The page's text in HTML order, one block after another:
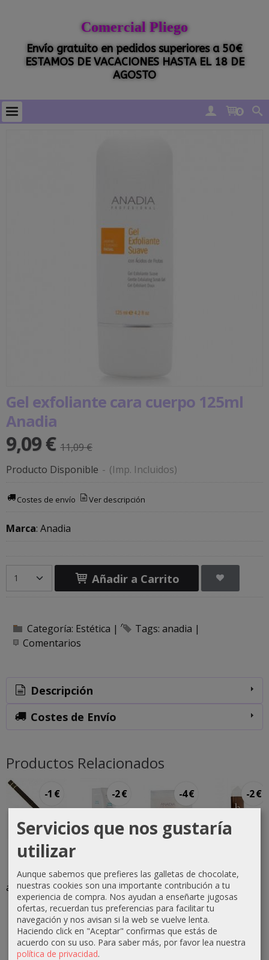
Comercial Pliego
Envío gratuito en pedidos superiores a 50€
ESTAMOS DE VACACIONES HASTA EL 18 DE
AGOSTO
0
Gel exfoliante cara cuerpo 125ml
Anadia
9,09 € 11,09 €
Producto Disponible - (Imp. Incluidos)
Costes de envío Ver descripción
Marca: Anadia
Añadir a Carrito
Categoría: Estética | Tags: anadia |
Comentarios
Descripción
Costes de Envío
Productos Relacionados
-1 €
Lápiz de
D’ORLEAC
automático
N1...
3,50 €
4,35 €
-2 €
200ml
Anadia
21,99 €
23,99 €
-4 €
purificadora...
31,96 €
35,96 €
-2 €
suave
Anadia
Servicios que nos gustaría
utilizar
Aunque sabemos que prefieres las galletas de chocolate,
nuestras cookies son una importante contribución a tu
experiencia de compra. Nos ayudan a enseñarte jugosas
ofertas, recuerdan tus preferencias para facilitar tu
navegación y nos avisan si la web se vuelve lenta.
Haciendo click en "Aceptar" confirmas que estás de
acuerdo con su uso. Para saber más, por favor lea nuestra
política de privacidad.